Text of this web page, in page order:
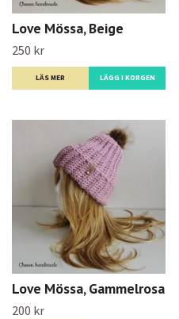
Love Mössa, Beige
250 kr
LÄS MER LÄGG I KORGEN
Love Mössa, Gammelrosa
200 kr